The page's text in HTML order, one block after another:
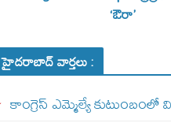
‘ఔరా’
హైదరాబాద్ వార్తలు :
కాంగ్రెస్ ఎమ్మెల్యే